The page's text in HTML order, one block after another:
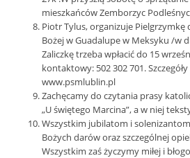
mieszkańców Zemborzyc
Piotr Tylus, organizuje
Bożej w Guadalupe w Meksyku /w
Zaliczkę trzeba wpłacić do 15
kontaktowy: 502 302 701.
www.psmlublin.pl
Zachęcamy do czytania prasy
„U świętego Marcina”, a w niej
Wszystkim jubilatom i
Bożych darów oraz szczególnej
Wszystkim zaś życzymy miłej i